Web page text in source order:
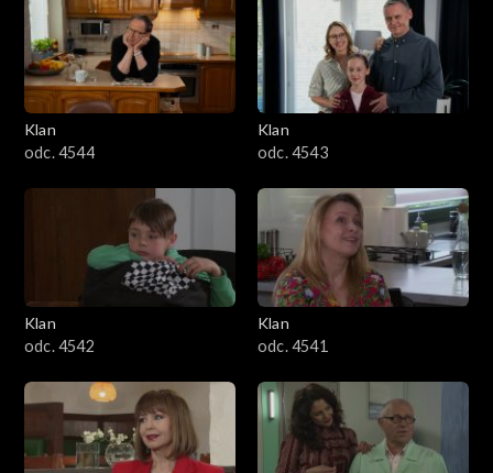
Klan
odc. 4544
Klan
odc. 4543
Klan
odc. 4542
Klan
odc. 4541